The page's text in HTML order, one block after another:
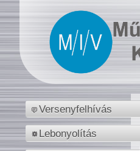
Versenyfelhívás
Lebonyolítás